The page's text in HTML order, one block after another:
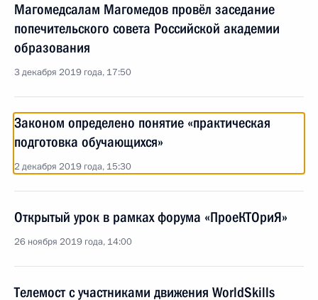
Магомедсалам Магомедов провёл заседание
попечительского совета Российской академии
образования
3 декабря 2019 года, 17:50
Законом определено понятие «практическая
подготовка обучающихся»
2 декабря 2019 года, 15:30
Открытый урок в рамках форума «ПроеКТОриЯ»
26 ноября 2019 года, 14:00
Телемост с участниками движения WorldSkills